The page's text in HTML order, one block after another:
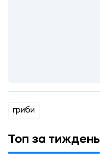
гриби
Топ за тиждень